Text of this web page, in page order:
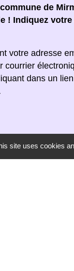
de
! Indiquez
votre adresse
courrier
dans un
site uses cookies